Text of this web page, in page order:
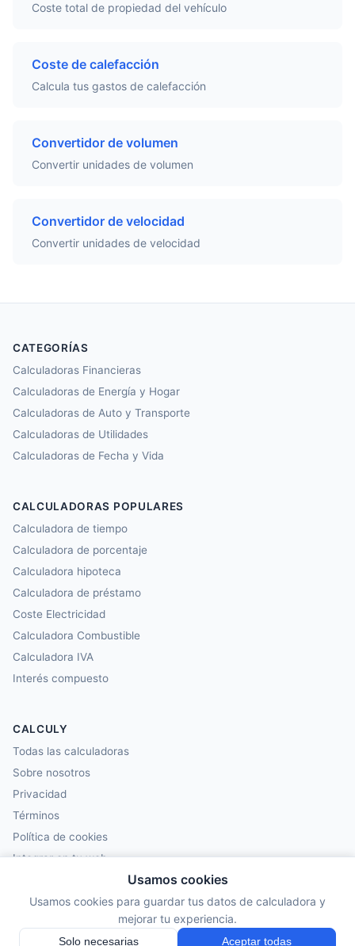
Coste total de propiedad del vehículo
Coste de calefacción
Calcula tus gastos de calefacción
Convertidor de volumen
Convertir unidades de volumen
Convertidor de velocidad
Convertir unidades de velocidad
CATEGORÍAS
Calculadoras Financieras
Calculadoras de Energía y Hogar
Calculadoras de Auto y Transporte
Calculadoras de Utilidades
Calculadoras de Fecha y Vida
CALCULADORAS POPULARES
Calculadora de tiempo
Calculadora de porcentaje
Calculadora hipoteca
Calculadora de préstamo
Coste Electricidad
Calculadora Combustible
Calculadora IVA
Interés compuesto
CALCULY
Todas las calculadoras
Sobre nosotros
Privacidad
Términos
Política de cookies
Integrar en tu web
© 2025–2026 Calculy.org. All rights reserved.
Última actualización: mayo 2026
Usamos cookies
Usamos cookies para guardar tus datos de calculadora y
mejorar tu experiencia.
Solo necesarias Aceptar todas